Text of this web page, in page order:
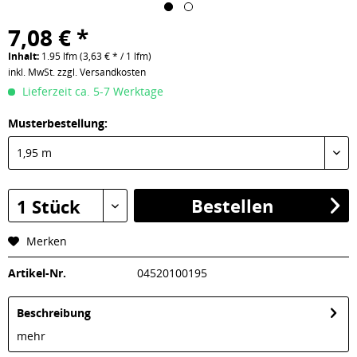
7,08 € *
Inhalt: 1.95 lfm (3,63 € * / 1 lfm)
inkl. MwSt.zzgl. Versandkosten
Lieferzeit ca. 5-7 Werktage
Musterbestellung:
1,95 m
1 Stück Bestellen
Merken
Artikel-Nr. 04520100195
Beschreibung
mehr